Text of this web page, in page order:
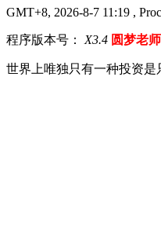
GMT+8, 2026-8-7 11:19 ,
程序版本号： X3.4 圆梦老
世界上唯独只有一种投资是